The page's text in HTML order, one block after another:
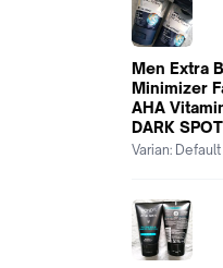
Men Extra
Minimizer
AHA
DARK
Varian: Default